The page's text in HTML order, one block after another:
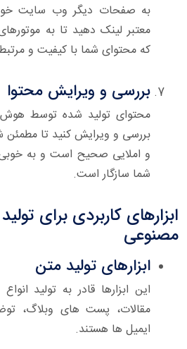
به صفحات دیگر وب سایت
معتبر لینک دهید تا به
که محتوای شما با کیفیت و
بررسی و ویرایش محتوا
محتوای تولید شده توسط
بررسی و ویرایش کنید تا مطمئن
و املایی صحیح است و به
شما سازگار است.
ابزارهای کاربردی برای
مصنوعی
ابزارهای تولید متن
این ابزارها قادر به تولید
مقالات، پست های وبلاگ،
ایمیل ها هستند.